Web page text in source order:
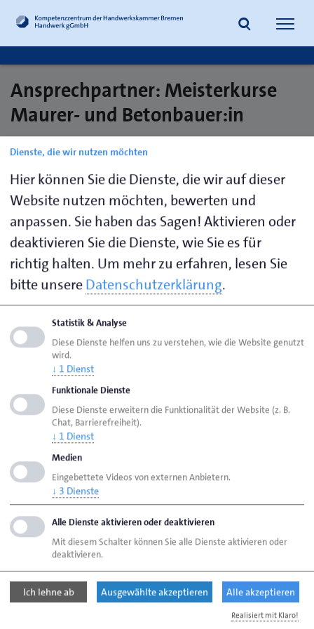
Suche
Ansprechpartner: Meisterkurse
Maurer- und Betonbauer:in
Gebhardt,
0421
422
Leber,
Kathrin
0421
222744-
421
weiterbildung@handwerkbremen.de
Seite empfehlen
Seite drucken
aktualisiert am 10. Feb. 2026
Handwerk Bremen
Bereiche
Meisterkurse Maurer- und Betonbauer:in
Handwerk gemeinnützige GmbH
Schongauer Straße 2
Dienste, die wir nutzen möchten
Hier können Sie die Dienste, die wir auf dieser
Website nutzen möchten, bewerten und
anpassen. Sie haben das Sagen! Aktivieren oder
deaktivieren Sie die Dienste, wie Sie es für
richtig halten. Um mehr zu erfahren, lesen Sie
bitte unsereDatenschutzerklärung.
Statistik & Analyse
Diese Dienste helfen uns zu verstehen, wie die Website genutzt
wird.
↓ 1 Dienst
Funktionale Dienste
Diese Dienste erweitern die Funktionalität der Website (z. B.
Chat, Barrierefreiheit).
↓ 1 Dienst
Medien
Eingebettete Videos von externen Anbietern.
↓ 3 Dienste
Alle Dienste aktivieren oder deaktivieren
Mit diesem Schalter können Sie alle Dienste aktivieren oder
deaktivieren.
Ich lehne ab Ausgewählte akzeptieren Alle akzeptieren
Realisiert mit Klaro!